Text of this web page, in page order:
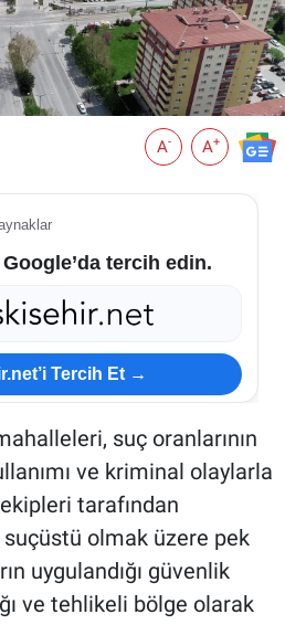
A- A+
tercih edin.
Tercih Et →
suç oranlarının
ve kriminal olaylarla
tarafından
olmak üzere pek
uygulandığı güvenlik
ve tehlikeli bölge olarak